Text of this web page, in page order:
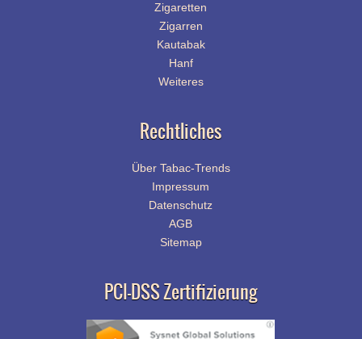
Zigaretten
Zigarren
Kautabak
Hanf
Weiteres
Rechtliches
Über Tabac-Trends
Impressum
Datenschutz
AGB
Sitemap
PCI-DSS Zertifizierung